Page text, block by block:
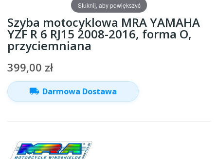
Stuknij, aby powiększyć
Szyba motocyklowa MRA YAMAHA
YZF R 6 RJ15 2008-2016, forma O,
przyciemniana
399,00 zł
local_shipping Darmowa Dostawa